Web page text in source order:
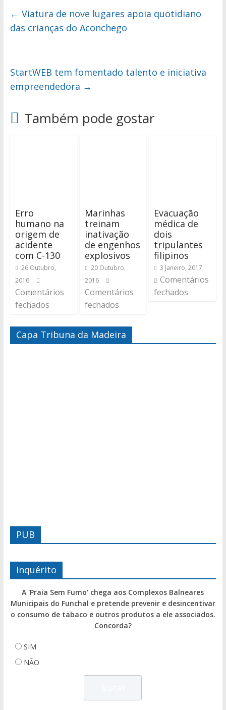
← Viatura de nove lugares apoia quotidiano
das crianças do Aconchego
StartWEB tem fomentado talento e iniciativa
empreendedora →
Também pode gostar
Erro
humano na
origem de
acidente
com C-130
26 Outubro,
2016
Comentários
fechados
Marinhas
treinam
inativação
de engenhos
explosivos
20 Outubro,
2016
Comentários
fechados
Evacuação
médica de
dois
tripulantes
filipinos
3 Janeiro, 2017
Comentários
fechados
Capa Tribuna da Madeira
PUB
Inquérito
A 'Praia Sem Fumo' chega aos Complexos Balneares
Municipais do Funchal e pretende prevenir e desincentivar
o consumo de tabaco e outros produtos a ele associados.
Concorda?
SIM
NÃO